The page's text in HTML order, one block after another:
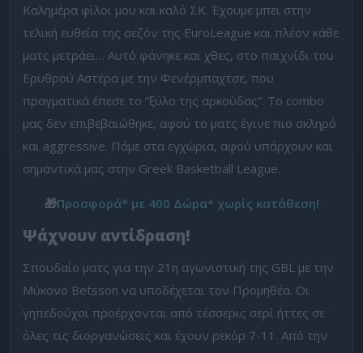
Καλημέρα φίλοι μου και καλό ΣΚ. Έχουμε μπει στην
τελική ευθεία της σεζόν της EuroLeague και πλέον κάθε
ματς μετράει… Αυτό φάνηκε και χθες, στο παιχνίδι του
Ερυθρού Αστέρα με την Φενέρμπαχτσε, που
πραγματικά έπεσε το “ξύλο της αρκούδας”. Το combo
μας δεν επιβεβαιώθηκε, αφού το ματς έγινε πιο σκληρό
και aggressive. Πάμε στα εγχώρια, αφού υπάρχουν και
σημαντικά μας στην Greek Basketball League.
🎁Προσφορά* με 400 Δώρα* χωρίς κατάθεση!
Ψάχνουν αντίδραση!
Σπουδαίο ματς για την 21η αγωνιστική της GBL με την
Μύκονο Betsson να υποδέχεται τον Προμηθέα. Οι
γηπεδούχοι προέρχονται από τέσσερις σερί ήττες σε
όλες τις διοργανώσεις και έχουν ρεκόρ 7-11. Από την